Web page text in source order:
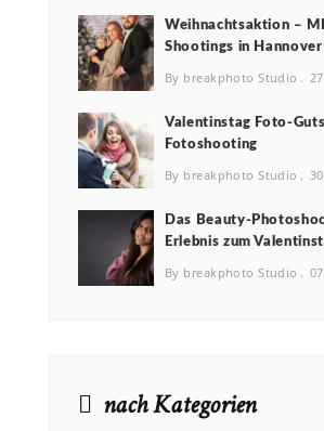
Weihnachtsaktion –
Shootings in
By breakphoto Studio
Valentinstag Foto-
Fotoshooting
By breakphoto Studio
Das Beauty-
Erlebnis zum
By breakphoto Studio
nach Kategorien